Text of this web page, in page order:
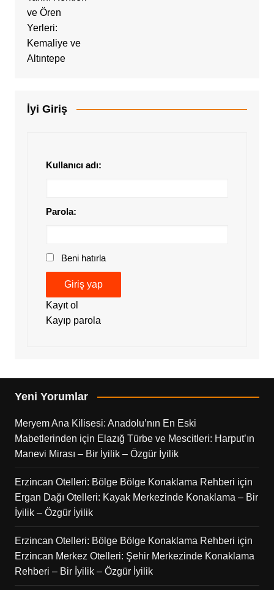
İyi Giriş
Kullanıcı adı:
Parola:
Beni hatırla
Giriş yap
Kayıt ol
Kayıp parola
Yeni Yorumlar
Meryem Ana Kilisesi: Anadolu’nın En Eski
Mabetlerinden için Elazığ Türbe ve Mescitleri: Harput’ın
Manevi Mirası – Bir İyilik – Özgür İyilik
Erzincan Otelleri: Bölge Bölge Konaklama Rehberi için
Ergan Dağı Otelleri: Kayak Merkezinde Konaklama – Bir
İyilik – Özgür İyilik
Erzincan Otelleri: Bölge Bölge Konaklama Rehberi için
Erzincan Merkez Otelleri: Şehir Merkezinde Konaklama
Rehberi – Bir İyilik – Özgür İyilik